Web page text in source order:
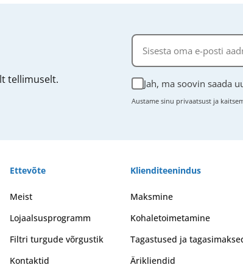
tellimuselt. Jah, ma soovin saada
Austame sinu privaatsust ja
Ettevõte
Meist
Lojaalsusprogramm
Filtri turgude võrgustik
Kontaktid
Klienditeenindus
Maksmine
Kohaletoimetamine
Tagastused ja
Ärikliendid